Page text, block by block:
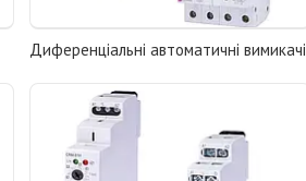
Диференціальні автоматичні вимикачі